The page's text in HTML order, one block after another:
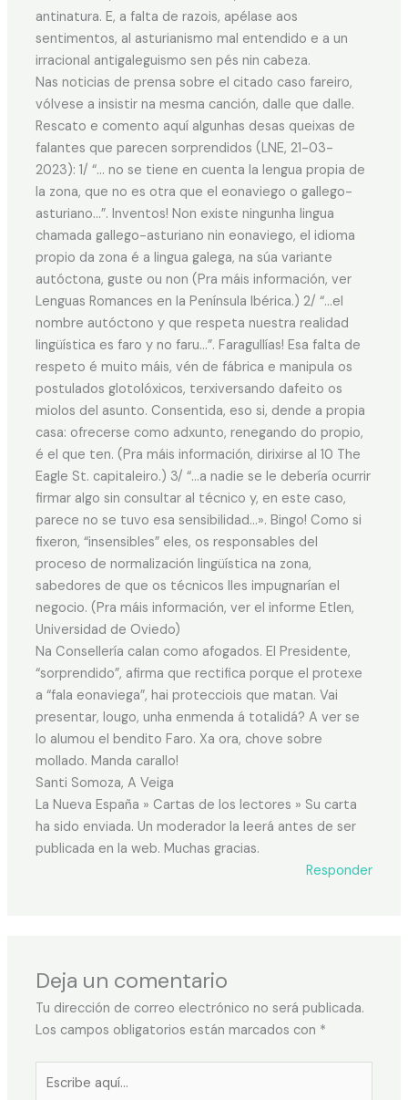
antinatura. E, a falta de razois, apélase aos
sentimentos, al asturianismo mal entendido e a un
irracional antigaleguismo sen pés nin cabeza.
Nas noticias de prensa sobre el citado caso fareiro,
vólvese a insistir na mesma canción, dalle que dalle.
Rescato e comento aquí algunhas desas queixas de
falantes que parecen sorprendidos (LNE, 21-03-
2023): 1/ “… no se tiene en cuenta la lengua propia de
la zona, que no es otra que el eonaviego o gallego-
asturiano…”. Inventos! Non existe ningunha lingua
chamada gallego-asturiano nin eonaviego, el idioma
propio da zona é a lingua galega, na súa variante
autóctona, guste ou non (Pra máis información, ver
Lenguas Romances en la Península Ibérica.) 2/ “…el
nombre autóctono y que respeta nuestra realidad
lingüística es faro y no faru…”. Faragullías! Esa falta de
respeto é muito máis, vén de fábrica e manipula os
postulados glotolóxicos, terxiversando dafeito os
miolos del asunto. Consentida, eso si, dende a propia
casa: ofrecerse como adxunto, renegando do propio,
é el que ten. (Pra máis información, dirixirse al 10 The
Eagle St. capitaleiro.) 3/ “…a nadie se le debería ocurrir
firmar algo sin consultar al técnico y, en este caso,
parece no se tuvo esa sensibilidad…». Bingo! Como si
fixeron, “insensibles” eles, os responsables del
proceso de normalización lingüística na zona,
sabedores de que os técnicos lles impugnarían el
negocio. (Pra máis información, ver el informe Etlen,
Universidad de Oviedo)
Na Consellería calan como afogados. El Presidente,
“sorprendido”, afirma que rectifica porque el protexe
a “fala eonaviega”, hai protecciois que matan. Vai
presentar, lougo, unha enmenda á totalidá? A ver se
lo alumou el bendito Faro. Xa ora, chove sobre
mollado. Manda carallo!
Santi Somoza, A Veiga
La Nueva España » Cartas de los lectores » Su carta
ha sido enviada. Un moderador la leerá antes de ser
publicada en la web. Muchas gracias.
Responder
Deja un comentario
Tu dirección de correo electrónico no será publicada.
Los campos obligatorios están marcados con *